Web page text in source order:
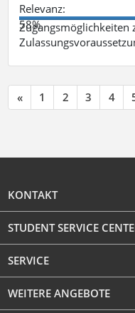
Relevanz:
58%
Zugangsmöglichkeiten
« 1 2 3 4
KONTAKT
STUDENT SERVICE
SERVICE
WEITERE ANGEBOTE